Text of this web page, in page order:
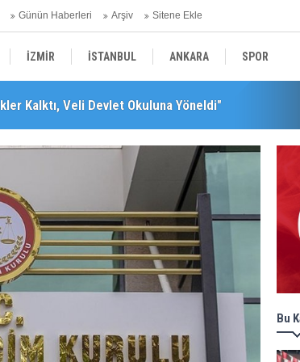
Günün Haberleri Arşiv Sitene Ekle
İZMİR İSTANBUL ANKARA SPOR
SAĞLIK EKONOMİ POLİTİKA
Kalktı, Veli Devlet Okuluna Yöneldi"
Bu